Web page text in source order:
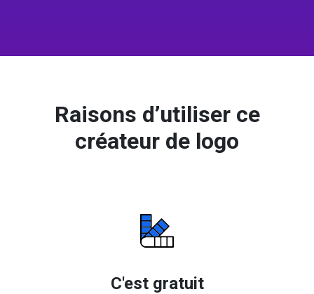
Raisons d’utiliser ce
créateur de logo
C'est gratuit